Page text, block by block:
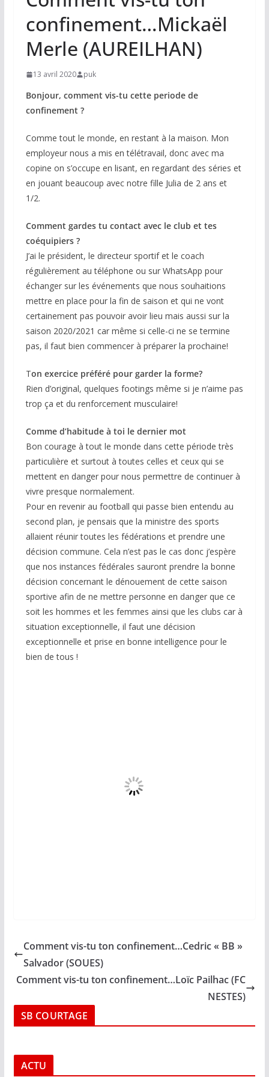
confinement…Mickaël
Merle (AUREILHAN)
13 avril 2020 puk
Bonjour, comment vis-tu cette periode de
confinement ?
Comme tout le monde, en restant à la maison. Mon
employeur nous a mis en télétravail, donc avec ma
copine on s’occupe en lisant, en regardant des séries et
en jouant beaucoup avec notre fille Julia de 2 ans et
1/2.
Comment gardes tu contact avec le club et tes
coéquipiers ?
J’ai le président, le directeur sportif et le coach
régulièrement au téléphone ou sur WhatsApp pour
échanger sur les événements que nous souhaitions
mettre en place pour la fin de saison et qui ne vont
certainement pas pouvoir avoir lieu mais aussi sur la
saison 2020/2021 car même si celle-ci ne se termine
pas, il faut bien commencer à préparer la prochaine!
Ton exercice préféré pour garder la forme?
Rien d’original, quelques footings même si je n’aime pas
trop ça et du renforcement musculaire!
Comme d’habitude à toi le dernier mot
Bon courage à tout le monde dans cette période très
particulière et surtout à toutes celles et ceux qui se
mettent en danger pour nous permettre de continuer à
vivre presque normalement.
Pour en revenir au football qui passe bien entendu au
second plan, je pensais que la ministre des sports
allaient réunir toutes les fédérations et prendre une
décision commune. Cela n’est pas le cas donc j’espère
que nos instances fédérales sauront prendre la bonne
décision concernant le dénouement de cette saison
sportive afin de ne mettre personne en danger que ce
soit les hommes et les femmes ainsi que les clubs car à
situation exceptionnelle, il faut une décision
exceptionnelle et prise en bonne intelligence pour le
bien de tous !
Comment vis-tu ton confinement…Cedric « BB »
Salvador (SOUES)
Comment vis-tu ton confinement…Loïc Pailhac (FC
NESTES)
SB COURTAGE
ACTU